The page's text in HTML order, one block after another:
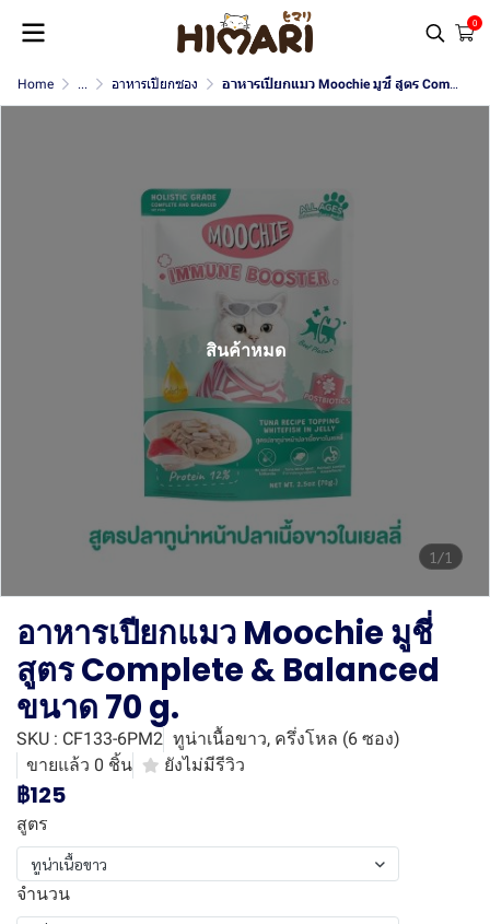
0
Home ... อาหารเปียกซอง อาหารเปียกแมว Moochie มูชี่ สูตร Complete & Balanced ขนาด 70 g.
1/1
สินค้าหมด
อาหารเปียกแมว Moochie มูชี่
สูตร Complete & Balanced
ขนาด 70 g.
SKU : CF133-6PM2 ทูน่าเนื้อขาว, ครึ่งโหล (6 ซอง)
ขายแล้ว 0 ชิ้น
ยังไม่มีรีวิว
฿125
สูตร
ทูน่าเนื้อขาว
จำนวน